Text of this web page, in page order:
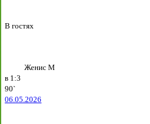
В гостях
Женис М
в 1:3
90`
06.05.2026